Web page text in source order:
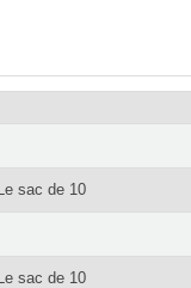
sac de 10
sac de 10